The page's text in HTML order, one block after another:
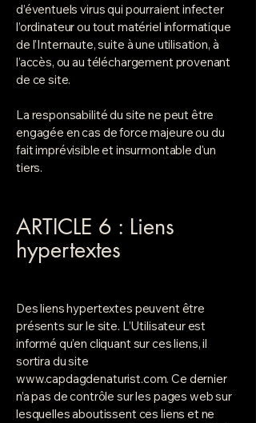
d’éventuels virus qui pourraient infecter
l’ordinateur ou tout matériel informatique
de l’Internaute, suite à une utilisation, à
l’accès, ou au téléchargement provenant
de ce site.
La responsabilité du site ne peut être
engagée en cas de force majeure ou du
fait imprévisible et insurmontable d'un
tiers.
ARTICLE 6 : Liens
hypertextes
Des liens hypertextes peuvent être
présents sur le site. L’Utilisateur est
informé qu’en cliquant sur ces liens, il
sortira du site
www.capdagdenaturist.com. Ce dernier
n’a pas de contrôle sur les pages web sur
lesquelles aboutissent ces liens et ne